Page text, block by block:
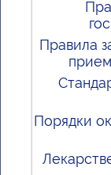
Правила
Порядки